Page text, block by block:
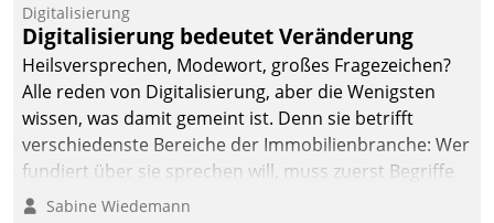
Datatrain. Die meravis
Wohnungsbau- und
Immobilien GmbH hat
sich dabei für den Betrieb
der Lösung über die SAP
Cloud Platform
entschieden - als erstes
Unternehmen am
Digitalisierung
Digitalisierung bedeutet Veränderung
Heilsversprechen, Modewort, großes Fragezeichen?
Alle reden von Digitalisierung, aber die Wenigsten
wissen, was damit gemeint ist. Denn sie betrifft
verschiedenste Bereiche der Immobilienbranche: Wer
fundiert über sie sprechen will, muss zuerst Begriffe
klären. Ein Aspekt ist die betriebliche Optimierung:
Sabine Wiedemann